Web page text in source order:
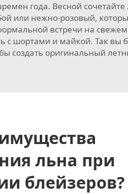
года. Весной
или нежно-розовый,
встречи на свежем
шортами и майкой. Так вы
создать оригинальный
льна при
блейзеров?